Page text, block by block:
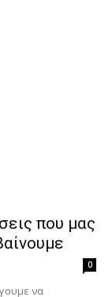
που μας
0
να